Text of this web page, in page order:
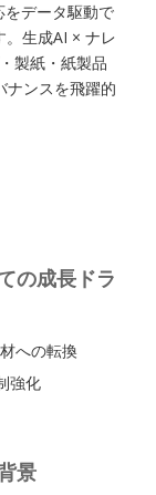
をデータ駆動で
。生成AI × ナレ
製紙・紙製品
ナンスを飛躍的
の成長ドラ
への転換
強化
景